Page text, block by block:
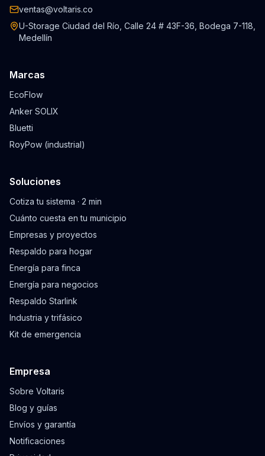
ventas@voltaris.co
U-Storage Ciudad del Río, Calle 24 # 43F-36, Bodega 7-118,
Medellín
Marcas
EcoFlow
Anker SOLIX
Bluetti
RoyPow (industrial)
Soluciones
Cotiza tu sistema · 2 min
Cuánto cuesta en tu municipio
Empresas y proyectos
Respaldo para hogar
Energía para finca
Energía para negocios
Respaldo Starlink
Industria y trifásico
Kit de emergencia
Empresa
Sobre Voltaris
Blog y guías
Envíos y garantía
Notificaciones